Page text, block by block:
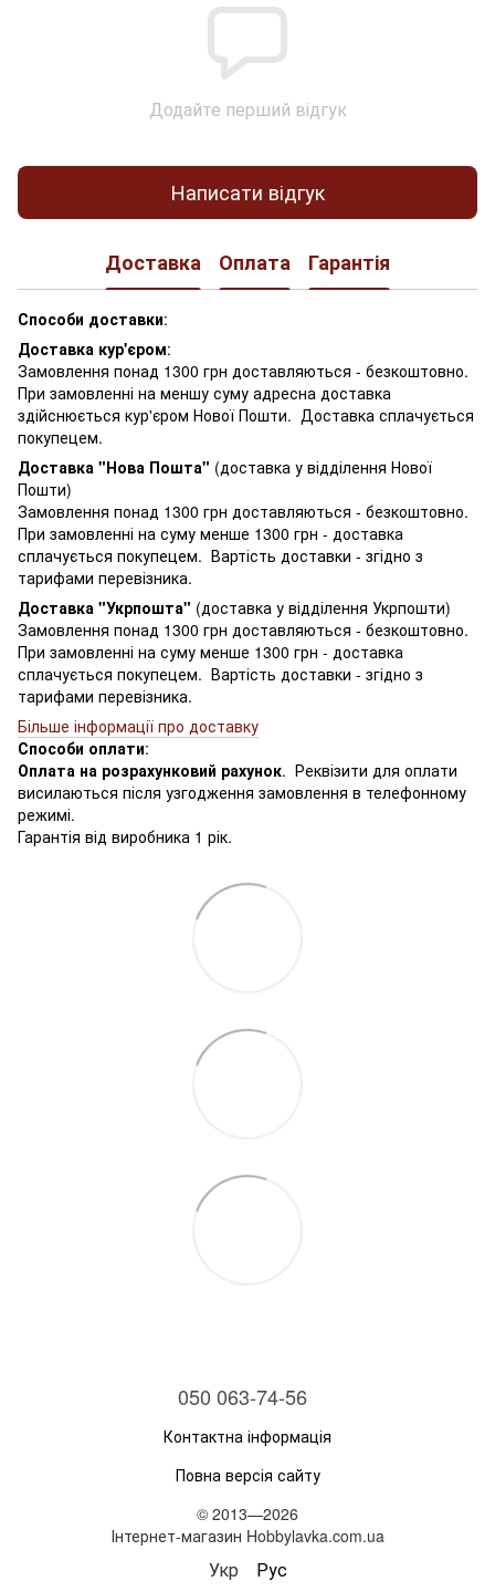
Додайте перший відгук
Написати відгук
Доставка Оплата Гарантія
Способи доставки:
Доставка кур'єром:
Замовлення понад 1300 грн доставляються - безкоштовно.
При замовленні на меншу суму адресна доставка
здійснюється кур'єром Нової Пошти. Доставка сплачується
покупецем.
Доставка "Нова Пошта" (доставка у відділення Нової
Пошти)
Замовлення понад 1300 грн доставляються - безкоштовно.
При замовленні на суму менше 1300 грн - доставка
сплачується покупецем. Вартість доставки - згідно з
тарифами перевізника.
Доставка "Укрпошта" (доставка у відділення Укрпошти)
Замовлення понад 1300 грн доставляються - безкоштовно.
При замовленні на суму менше 1300 грн - доставка
сплачується покупецем. Вартість доставки - згідно з
тарифами перевізника.
Більше інформації про доставку
Способи оплати:
Оплата на розрахунковий рахунок. Реквізити для оплати
висилаються після узгодження замовлення в телефонному
режимі.
Гарантія від виробника 1 рік.
050 063-74-56
Контактна інформація
Повна версія сайту
© 2013—2026
Інтернет-магазин Hobbylavka.com.ua
Укр Рус